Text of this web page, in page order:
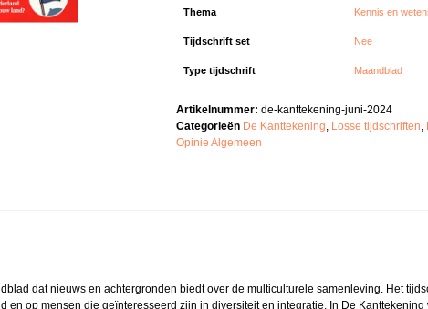
Thema Kennis en
Tijdschrift set Nee
Type tijdschrift Maandblad
Artikelnummer:de-kanttekening-juni-2024
Categorieën De Kanttekening, Losse tijdschriften,
Opinie Algemeen
dat nieuws en achtergronden biedt over de multiculturele samenleving. Het
en op mensen die geïnteresseerd zijn in diversiteit en integratie. In De Kanttekening